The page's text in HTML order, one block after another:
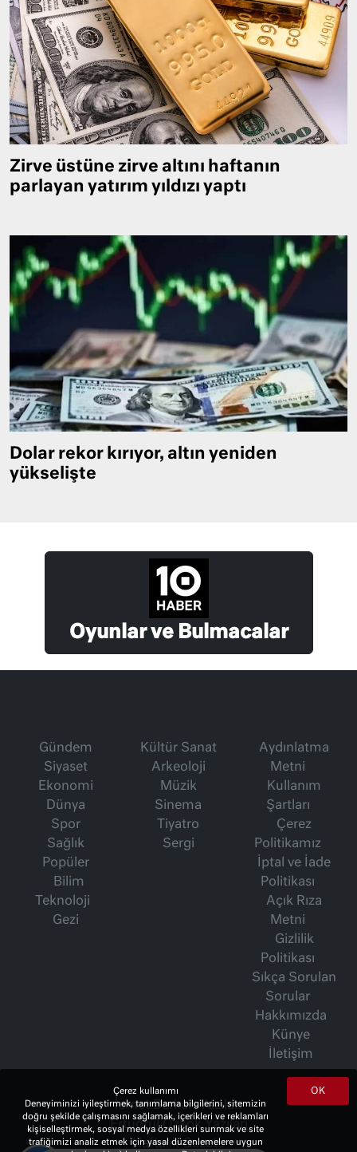
Zirve üstüne zirve altını haftanın
parlayan yatırım yıldızı yaptı
Dolar rekor kırıyor, altın yeniden
yükselişte
Oyunlar ve Bulmacalar
Gündem
Siyaset
Ekonomi
Dünya
Spor
Sağlık
Popüler
Bilim
Teknoloji
Gezi
Kültür Sanat
Arkeoloji
Müzik
Sinema
Tiyatro
Sergi
Aydınlatma
Metni
Kullanım
Şartları
Çerez
Politikamız
İptal ve İade
Politikası
Açık Rıza
Metni
Gizlilik
Politikası
Sıkça Sorulan
Sorular
Hakkımızda
Künye
İletişim
İsmet Berkan Yazıları
Ertuğrul Özkök Yazıları
Haftalık Gazete
OK
Çerez kullanımı
Deneyiminizi iyileştirmek, tanımlama bilgilerini, sitemizin
doğru şekilde çalışmasını sağlamak, içerikleri ve reklamları
kişiselleştirmek, sosyal medya özellikleri sunmak ve site
trafiğimizi analiz etmek için yasal düzenlemelere uygun